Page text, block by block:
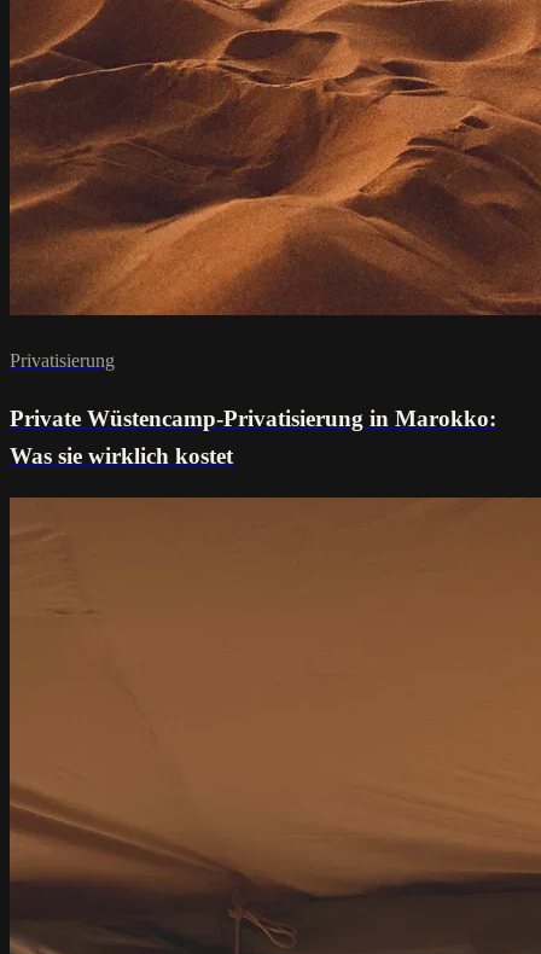
Privatisierung
Private Wüstencamp-Privatisierung in Marokko:
Was sie wirklich kostet